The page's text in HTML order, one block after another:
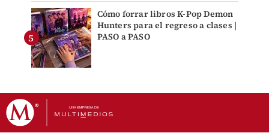
Cómo forrar libros K-Pop Demon
Hunters para el regreso a clases |
PASO a PASO